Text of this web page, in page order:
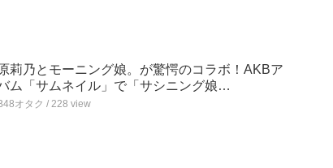
莉乃とモーニング娘。が驚愕のコラボ！AKBア
ム「サムネイル」で「サシニング娘…
オタク / 228 view